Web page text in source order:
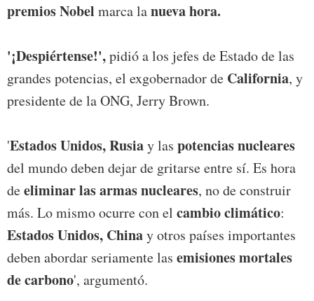
premios Nobel marca lanueva hora.
'¡Despiértense!',pidió a los jefes de Estado de las
grandes potencias, el exgobernador de California, y
presidente de la ONG, Jerry Brown.
'Estados Unidos, Rusiay las potencias nucleares
del mundo deben dejar de gritarse entre sí. Es hora
deeliminar las armas nucleares, no de construir
más. Lo mismo ocurre con el cambio climático:
Estados Unidos, Chinay otros países importantes
deben abordar seriamente las emisiones mortales
de carbono', argumentó.